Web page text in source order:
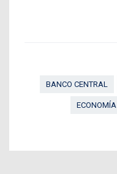
BANCO CENTRAL
ECONOMÍA